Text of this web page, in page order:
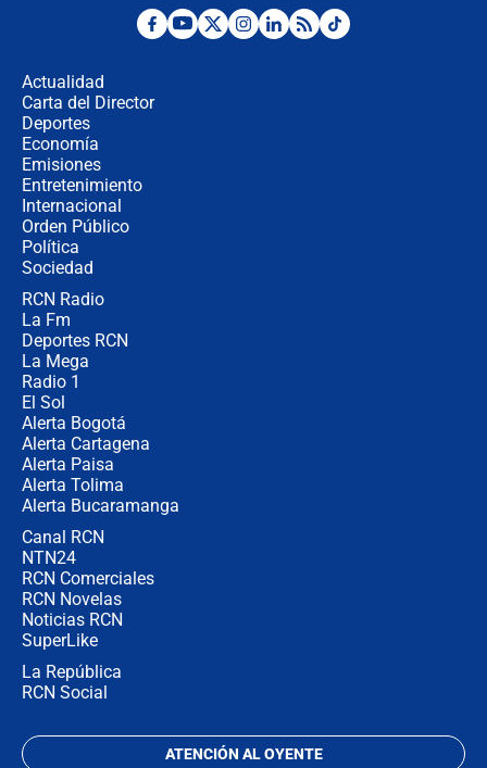
Desde dermatitis hasta infecciones:
Actualidad
Carta del Director
Deportes
Economía
Emisiones
Entretenimiento
Internacional
Orden Público
Política
Sociedad
RCN Radio
La Fm
Deportes RCN
La Mega
Radio 1
El Sol
Alerta Bogotá
Alerta Cartagena
Alerta Paisa
Alerta Tolima
Alerta Bucaramanga
Canal RCN
NTN24
RCN Comerciales
RCN Novelas
Noticias RCN
SuperLike
La República
RCN Social
ATENCIÓN AL OYENTE